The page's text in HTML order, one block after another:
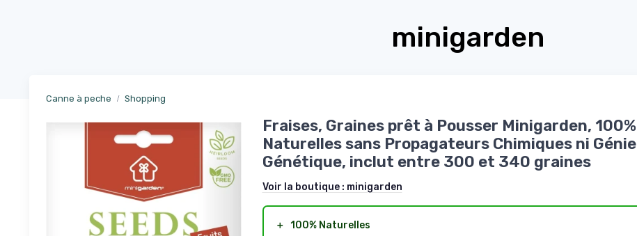
minigarden
Canne à peche Shopping
Fraises, Graines prêt à Pousser Minigarden, 100%
Naturelles sans Propagateurs Chimiques ni Génie
Génétique, inclut entre 300 et 340 graines
Voir la boutique : minigarden
＋ 100% Naturelles